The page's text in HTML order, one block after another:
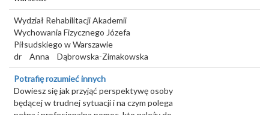
Wydział Rehabilitacji Akademii
Wychowania Fizycznego Józefa
Piłsudskiego w Warszawie
dr
Anna Dąbrowska-Zimakowska
Potrafię rozumieć innych
Dowiesz się jak przyjąć perspektywę osoby
będącej w trudnej sytuacji i na czym polega